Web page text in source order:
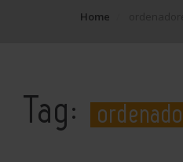
Home
Tag: